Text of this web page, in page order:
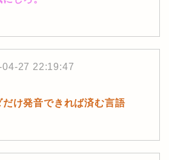
04-27 22:19:47
け発音できれば済む言語